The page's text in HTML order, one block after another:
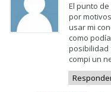
El punto
por
usar mi
como
posibilidad
compi un